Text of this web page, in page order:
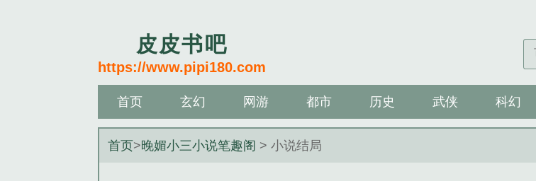
皮皮书吧
https://www.pipi180.com
首页 玄幻 网游 都市 历史 武侠 科幻
首页>晚媚小三小说笔趣阁 > 小说结局